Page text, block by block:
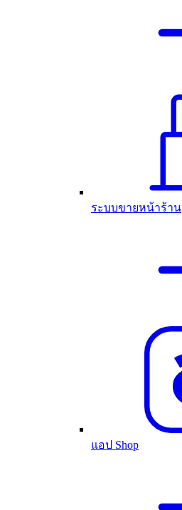
ระบบขายหน้าร้าน
แอป Shop